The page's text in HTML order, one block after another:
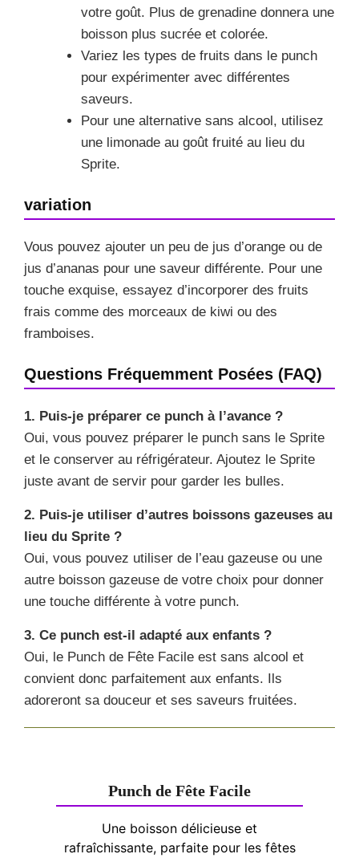
votre goût. Plus de grenadine donnera une
boisson plus sucrée et colorée.
Variez les types de fruits dans le punch
pour expérimenter avec différentes
saveurs.
Pour une alternative sans alcool, utilisez
une limonade au goût fruité au lieu du
Sprite.
variation
Vous pouvez ajouter un peu de jus d’orange ou de
jus d’ananas pour une saveur différente. Pour une
touche exquise, essayez d’incorporer des fruits
frais comme des morceaux de kiwi ou des
framboises.
Questions Fréquemment Posées (FAQ)
1. Puis-je préparer ce punch à l’avance ?
Oui, vous pouvez préparer le punch sans le Sprite
et le conserver au réfrigérateur. Ajoutez le Sprite
juste avant de servir pour garder les bulles.
2. Puis-je utiliser d’autres boissons gazeuses au
lieu du Sprite ?
Oui, vous pouvez utiliser de l’eau gazeuse ou une
autre boisson gazeuse de votre choix pour donner
une touche différente à votre punch.
3. Ce punch est-il adapté aux enfants ?
Oui, le Punch de Fête Facile est sans alcool et
convient donc parfaitement aux enfants. Ils
adoreront sa douceur et ses saveurs fruitées.
Punch de Fête Facile
Une boisson délicieuse et
rafraîchissante, parfaite pour les fêtes